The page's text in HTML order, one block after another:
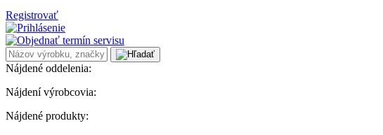
Registrovať
Nájdené oddelenia:
Nájdení výrobcovia:
Nájdené produkty: